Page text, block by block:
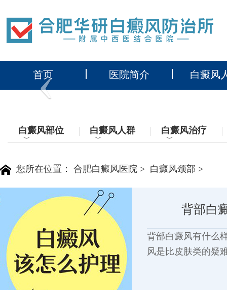
首页 医院简介 白癜风
‹
白癜风部位
﹀
白癜风人群
﹀
白癜风治疗
﹀
您所在位置： 合肥白癜风医院 > 白癜风颈部 >
背部白
背部白癜风有什么
风是比皮肤类的疑